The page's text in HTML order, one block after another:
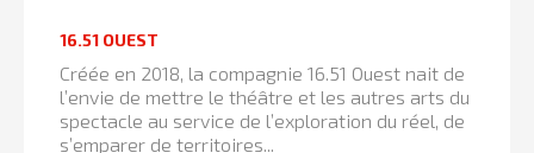
16.51 OUEST
Créée en 2018, la compagnie 16.51 Ouest nait de
l’envie de mettre le théâtre et les autres arts du
spectacle au service de l’exploration du réel, de
s’emparer de territoires...